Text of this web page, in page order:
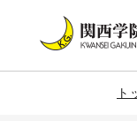
ト